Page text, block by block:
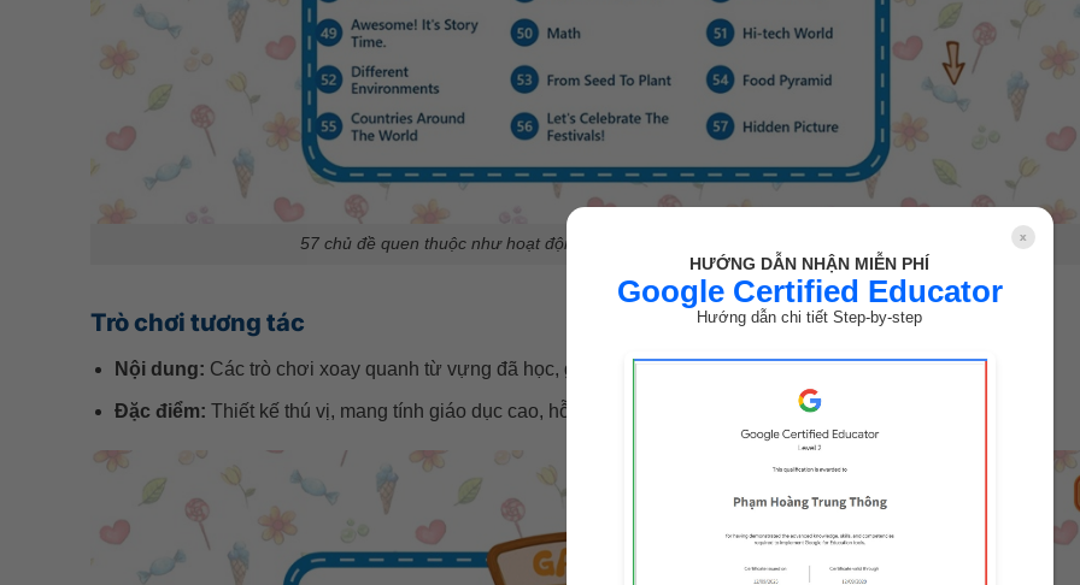
57 chủ đề quen thuộc như hoạt động thường nhật, tên động vật, trái cây, đồ vật,…
Trò chơi tương tác
Nội dung: Các trò chơi xoay quanh từ vựng đã học, giúp trẻ ôn tập và mở rộng vốn từ.
Đặc điểm: Thiết kế thú vị, mang tính giáo dục cao, hỗ trợ thực hành trong nhiều ngữ cảnh.
HƯỚNG DẪN NHẬN MIỄN PHÍ
Google Certified Educator
Hướng dẫn chi tiết Step-by-step
x